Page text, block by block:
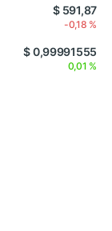
$ 591,87
-0,18 %
$ 0,99991555
0,01 %